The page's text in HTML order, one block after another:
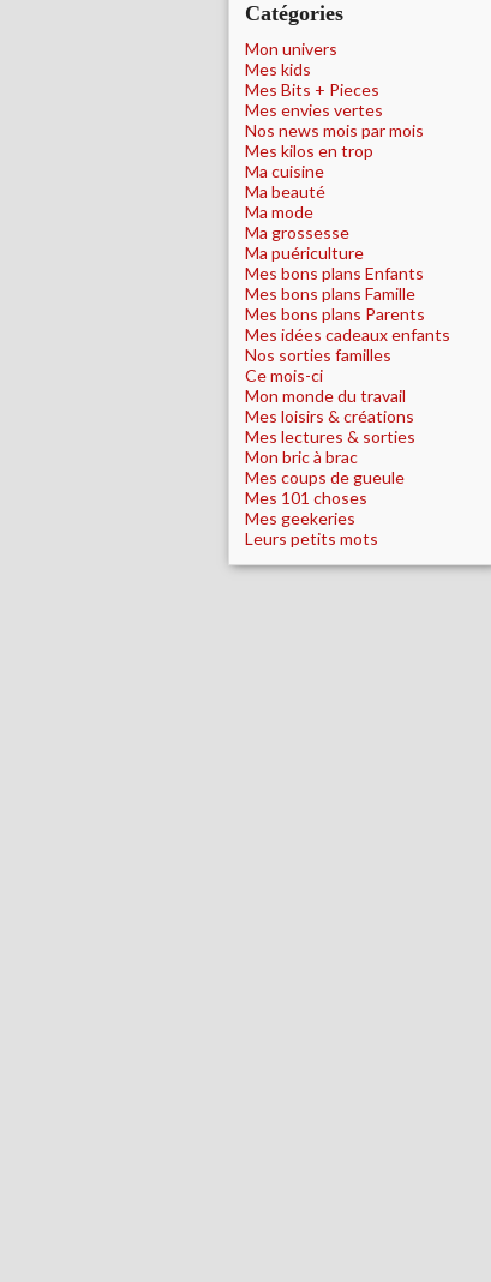
Catégories
Mon univers
Mes kids
Mes Bits + Pieces
Mes envies vertes
Nos news mois par mois
Mes kilos en trop
Ma cuisine
Ma beauté
Ma mode
Ma grossesse
Ma puériculture
Mes bons plans Enfants
Mes bons plans Famille
Mes bons plans Parents
Mes idées cadeaux enfants
Nos sorties familles
Ce mois-ci
Mon monde du travail
Mes loisirs & créations
Mes lectures & sorties
Mon bric à brac
Mes coups de gueule
Mes 101 choses
Mes geekeries
Leurs petits mots